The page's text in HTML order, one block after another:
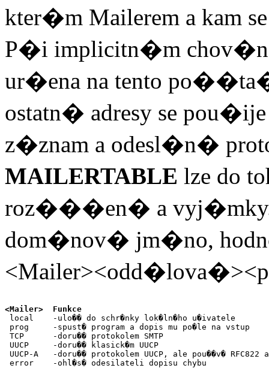
kter�m Mailerem a
P�i implicitn�m
ur�ena na tento
ostatn� adresy se
z�znam a odesl�n�
MAILERTABLE lze do
roz���en� a vyj�mky.
dom�nov� jm�no,
<Mailer>  Funkce
local    -ulo�� do schr�nky lok�ln�ho u�ivatele
prog     -spust� program a dopis mu po�le na vstup
TCP      -doru�� protokolem SMTP
UUCP     -doru�� klasick�m UUCP
UUCP-A   -doru�� protokolem UUCP, ale pou��v� RFC822
error    -ohl�s� odesilateli dopisu chybu